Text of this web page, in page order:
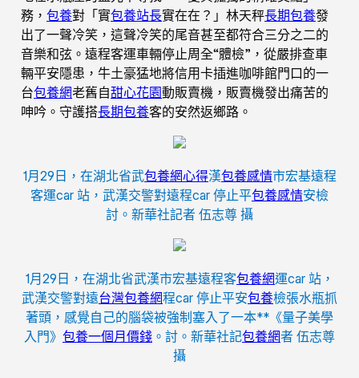
務， 包養對「實包養站長實在在？」林天秤長期包養發
出了一聲冷笑，這聲冷笑的尾音甚至都符合三分之二的
音樂和弦。遠程客運車輛停止周全“體檢”，從嚴排查車
輛平安隱患，牛土豪猛地將信用卡插進咖啡館門口的一
台包養網老舊自甜心花園動販賣機，販賣機發出痛苦的
呻吟。守護搭長期包養客的安然返鄉路。
1月29日，在湖北省武包養網心得漢包養感情市宏基遠程
客運car 站，武漢交警對遠程car 停止平包養感情安檢
討。新華社記者 伍志尊 攝
1月29日，在湖北省武漢市宏基遠程客包養網運car 站，
武漢交警對遠台灣包養網程car 停止平安包養檢張水瓶抓
著頭，感覺自己的腦袋被強制塞入了一本**《量子美學
入門》 包養一個月價錢 。討。新華社記包養網者 伍志尊
攝